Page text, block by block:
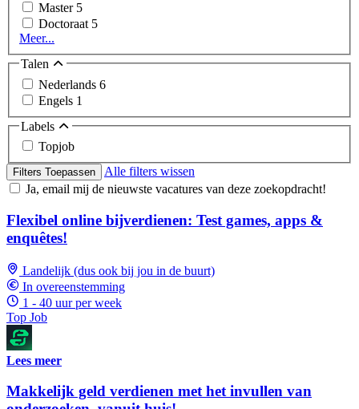
Master 5
Doctoraat 5
Meer...
Talen
Nederlands 6
Engels 1
Labels
Topjob
Filters Toepassen
Alle filters wissen
Ja, email mij de nieuwste vacatures van deze zoekopdracht!
Flexibel online bijverdienen: Test games, apps &
enquêtes!
Landelijk (dus ook bij jou in de buurt)
In overeenstemming
1 - 40 uur per week
Top Job
Lees meer
Makkelijk geld verdienen met het invullen van